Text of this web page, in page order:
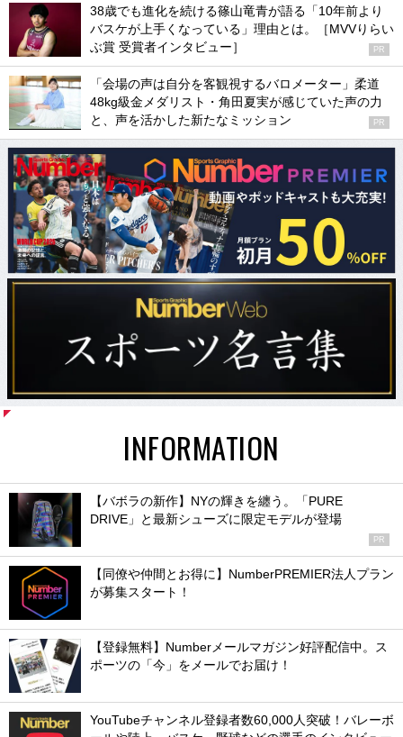
38歳でも進化を続ける篠山竜青が語る「10年前より
バスケが上手くなっている」理由とは。［MVVりらい
ぶ賞 受賞者インタビュー］
PR
「会場の声は自分を客観視するバロメーター」柔道
48kg級金メダリスト・角田夏実が感じていた声の力
と、声を活かした新たなミッション
PR
INFORMATION
【バボラの新作】NYの輝きを纏う。「PURE
DRIVE」と最新シューズに限定モデルが登場
PR
【同僚や仲間とお得に】NumberPREMIER法人プラン
が募集スタート！
【登録無料】Numberメールマガジン好評配信中。ス
ポーツの「今」をメールでお届け！
YouTubeチャンネル登録者数60,000人突破！バレーボ